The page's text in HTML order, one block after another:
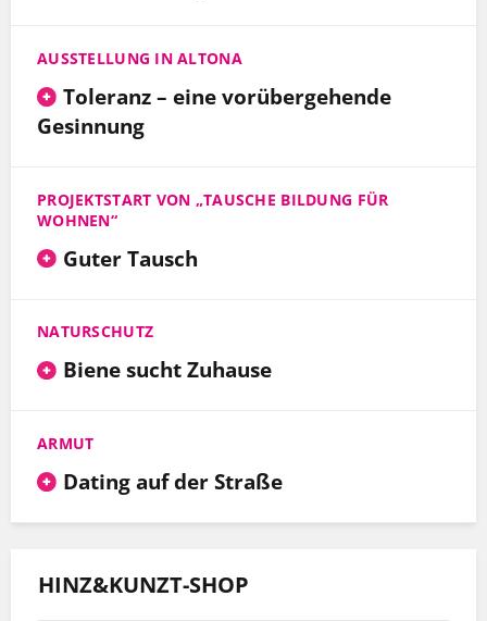
AUSSTELLUNG IN ALTONA
Toleranz – eine vorübergehende
Gesinnung
PROJEKTSTART VON „TAUSCHE BILDUNG FÜR
WOHNEN“
Guter Tausch
NATURSCHUTZ
Biene sucht Zuhause
ARMUT
Dating auf der Straße
HINZ&KUNZT-SHOP